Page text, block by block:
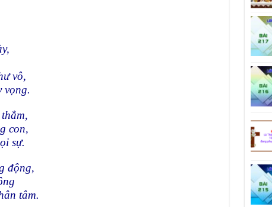
vô,
vọng.
con,
sự.
động,
tâm.